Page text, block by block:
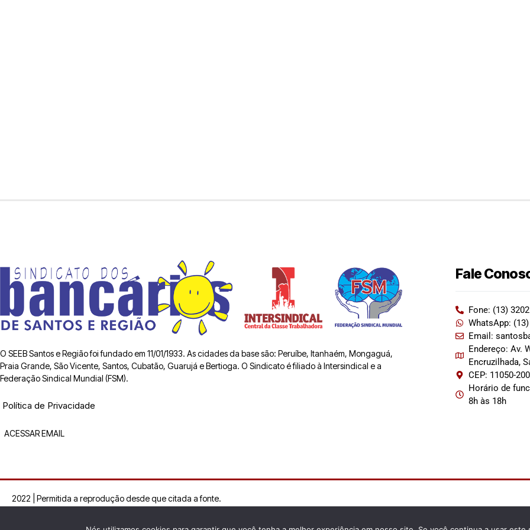
O SEEB Santos e Região foi fundado em 11/01/1933. As cidades da base são: Peruíbe, Itanhaém, Mongaguá,
Praia Grande, São Vicente, Santos, Cubatão, Guarujá e Bertioga. O Sindicato é filiado à Intersindical e a
Federação Sindical Mundial (FSM).
Política de Privacidade
ACESSAR EMAIL
Fale
Fone: (13)
WhatsApp:
Email:
Endereço: Av.
Encruzilhada,
CEP: 11050-200
Horário de
8h às 18h
2022 | Permitida a reprodução desde que citada a fonte.